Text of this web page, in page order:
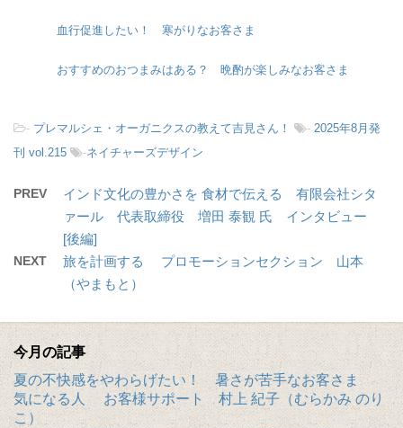
血行促進したい！ 寒がりなお客さま
おすすめのおつまみはある？ 晩酌が楽しみなお客さま
- プレマルシェ・オーガニクスの教えて吉見さん！ - 2025年8月発
刊 vol.215
-ネイチャーズデザイン
PREV
インド文化の豊かさを 食材で伝える 有限会社シタ
ァール 代表取締役 増田 泰観 氏 インタビュー
[後編]
NEXT
旅を計画する プロモーションセクション 山本
（やまもと）
今月の記事
夏の不快感をやわらげたい！ 暑さが苦手なお客さま
気になる人 お客様サポート 村上 紀子（むらかみ のり
こ）